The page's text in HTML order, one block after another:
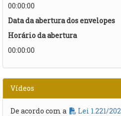
00:00:00
Data da abertura dos envelopes
Horário da abertura
00:00:00
Vídeos
De acordo com a Lei 1.221/